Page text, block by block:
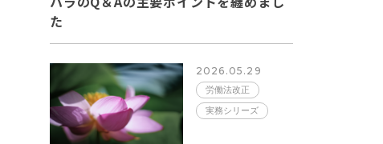
た
2026.05.29
労働法改正
実務シリーズ